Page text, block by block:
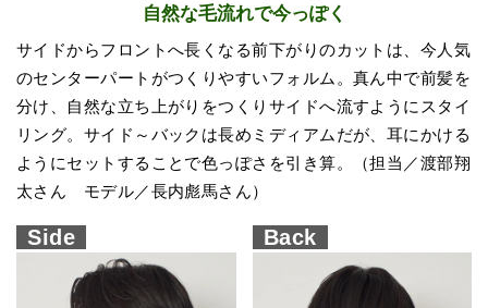
自然な毛流れで今っぽく
サイドからフロントへ長くなる前下がりのカットは、今人気
のセンターパートがつくりやすいフォルム。真ん中で前髪を
分け、自然な立ち上がりをつくりサイドへ流すようにスタイ
リング。サイド～バックは長めミディアムだが、耳にかける
ようにセットすることで色っぽさを引き算。（担当／渡部翔
太さん モデル／長内彪馬さん）
Side Back